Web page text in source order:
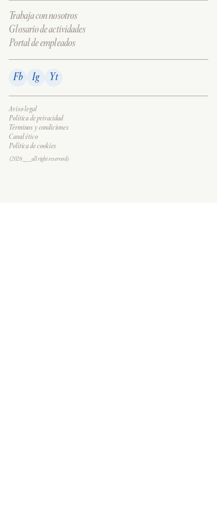
Trabaja con nosotros
Glosario de actividades
Portal de empleados
Fb Ig Yt
Aviso legal
Política de privacidad
Términos y condiciones
Canal ético
Política de cookies
(2026___all right reserverd)